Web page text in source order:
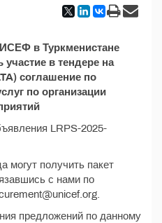
в Туркменистане
участие в тендере на
соглашение по
по организации
LRPS-2025-
могут получить пакет
с нами по
предложений по данному